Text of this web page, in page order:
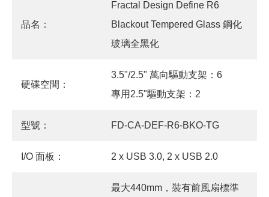
品名：
Fractal Design Define R6
Blackout Tempered Glass 鋼化
玻璃全黑化
硬碟空間：
3.5"/2.5" 萬向驅動支架：6
專用2.5"驅動支架：2
型號： FD-CA-DEF-R6-BKO-TG
I/O 面板： 2 x USB 3.0, 2 x USB 2.0
最大440mm，裝有前風扇標準